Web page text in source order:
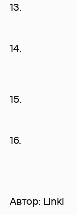
13.
14.
15.
16.
Автор: Linki